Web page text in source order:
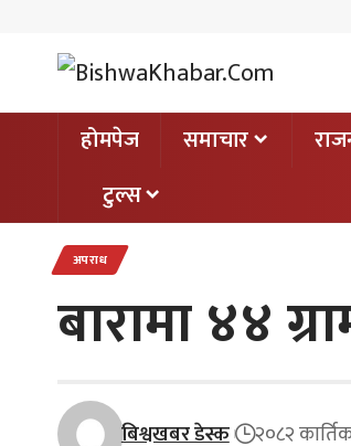
होमपेज समाचार
टुल्स
अपराध
बारामा ४४
बिश्वखबर डेस्क २०८२